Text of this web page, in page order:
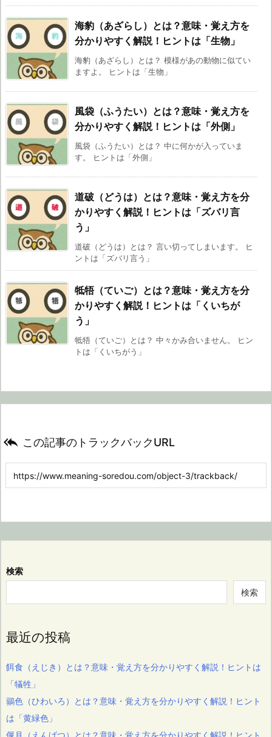
海豹（あざらし）とは？意味・覚え方を
分かりやすく解説！ヒントは「生物」
海豹（あざらし）とは？ 模様があの動物に似てい
ますよ。 ヒントは「生物」
風袋（ふうたい）とは？意味・覚え方を
分かりやすく解説！ヒントは「外側」
風袋（ふうたい）とは？ 中に何かが入っていま
す。 ヒントは「外側」
道破（どうは）とは？意味・覚え方を分
かりやすく解説！ヒントは「ズバリ言
う」
道破（どうは）とは？ 言い切ってしまいます。 ヒ
ントは「ズバリ言う」
牴牾（ていご）とは？意味・覚え方を分
かりやすく解説！ヒントは「くいちが
う」
牴牾（ていご）とは？ 中々かみ合いません。 ヒン
トは「くいちがう」
 この記事のトラックバックURL
検索
検索
最近の投稿
餌食（えじき）とは？意味・覚え方を分かりやすく解説！ヒントは
「犠牲」
鶸色（ひわいろ）とは？意味・覚え方を分かりやすく解説！ヒント
は「黄緑色」
偃月（えんげつ）とは？意味・覚え方を分かりやすく解説！ヒント